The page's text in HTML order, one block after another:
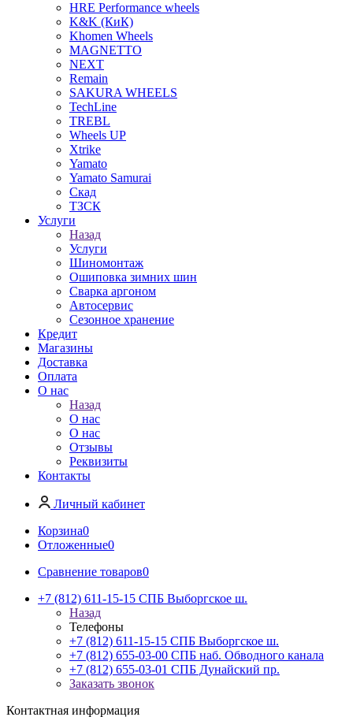
HRE Performance wheels
K&K (КиК)
Khomen Wheels
MAGNETTO
NEXT
Remain
SAKURA WHEELS
TechLine
TREBL
Wheels UP
Xtrike
Yamato
Yamato Samurai
Скад
ТЗСК
Услуги
Назад
Услуги
Шиномонтаж
Ошиповка зимних шин
Сварка аргоном
Автосервис
Сезонное хранение
Кредит
Магазины
Доставка
Оплата
О нас
Назад
О нас
О нас
Отзывы
Реквизиты
Контакты
Личный кабинет
Корзина0
Отложенные0
Сравнение товаров0
+7 (812) 611-15-15 СПБ Выборгское ш.
Назад
Телефоны
+7 (812) 611-15-15 СПБ Выборгское ш.
+7 (812) 655-03-00 СПБ наб. Обводного канала
+7 (812) 655-03-01 СПБ Дунайский пр.
Заказать звонок
Контактная информация